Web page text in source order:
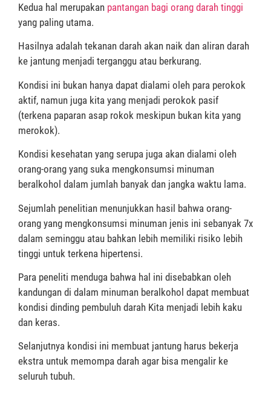
Kedua hal merupakan pantangan bagi orang darah tinggi
yang paling utama.
Hasilnya adalah tekanan darah akan naik dan aliran darah
ke jantung menjadi terganggu atau berkurang.
Kondisi ini bukan hanya dapat dialami oleh para perokok
aktif, namun juga kita yang menjadi perokok pasif
(terkena paparan asap rokok meskipun bukan kita yang
merokok).
Kondisi kesehatan yang serupa juga akan dialami oleh
orang-orang yang suka mengkonsumsi minuman
beralkohol dalam jumlah banyak dan jangka waktu lama.
Sejumlah penelitian menunjukkan hasil bahwa orang-
orang yang mengkonsumsi minuman jenis ini sebanyak 7x
dalam seminggu atau bahkan lebih memiliki risiko lebih
tinggi untuk terkena hipertensi.
Para peneliti menduga bahwa hal ini disebabkan oleh
kandungan di dalam minuman beralkohol dapat membuat
kondisi dinding pembuluh darah Kita menjadi lebih kaku
dan keras.
Selanjutnya kondisi ini membuat jantung harus bekerja
ekstra untuk memompa darah agar bisa mengalir ke
seluruh tubuh.